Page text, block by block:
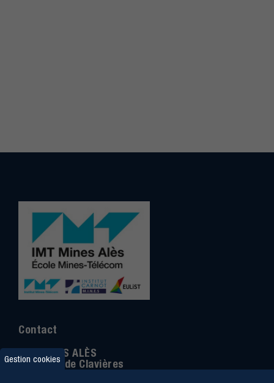
Contact
IMT MINES ALÈS
6 Avenue de Clavières
Gestion cookies